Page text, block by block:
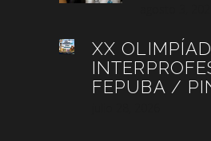
XX
FEPUBA /